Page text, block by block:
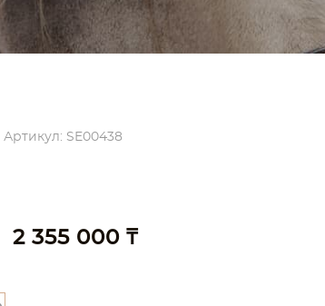
Артикул: SE00438
2 355 000 ₸